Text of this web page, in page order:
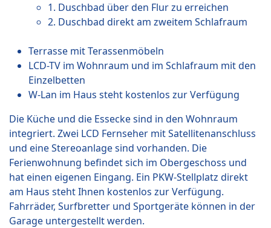
1. Duschbad über den Flur zu erreichen
2. Duschbad direkt am zweitem Schlafraum
Terrasse mit Terassenmöbeln
LCD-TV im Wohnraum und im Schlafraum mit den
Einzelbetten
W-Lan im Haus steht kostenlos zur Verfügung
Die Küche und die Essecke sind in den Wohnraum
integriert. Zwei LCD Fernseher mit Satellitenanschluss
und eine Stereoanlage sind vorhanden. Die
Ferienwohnung befindet sich im Obergeschoss und
hat einen eigenen Eingang. Ein PKW-Stellplatz direkt
am Haus steht Ihnen kostenlos zur Verfügung.
Fahrräder, Surfbretter und Sportgeräte können in der
Garage untergestellt werden.